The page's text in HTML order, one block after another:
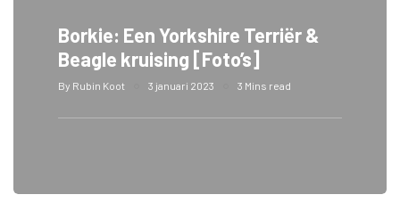
Borkie: Een Yorkshire Terriër &
Beagle kruising [Foto’s]
By Rubin Koot 3 januari 2023 3 Mins read